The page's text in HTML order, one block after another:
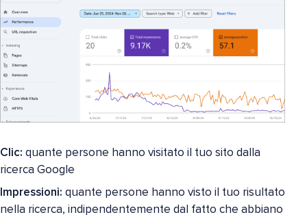
Clic: quante persone hanno visitato il tuo sito dalla
ricerca Google
Impressioni: quante persone hanno visto il tuo risultato
nella ricerca, indipendentemente dal fatto che abbiano